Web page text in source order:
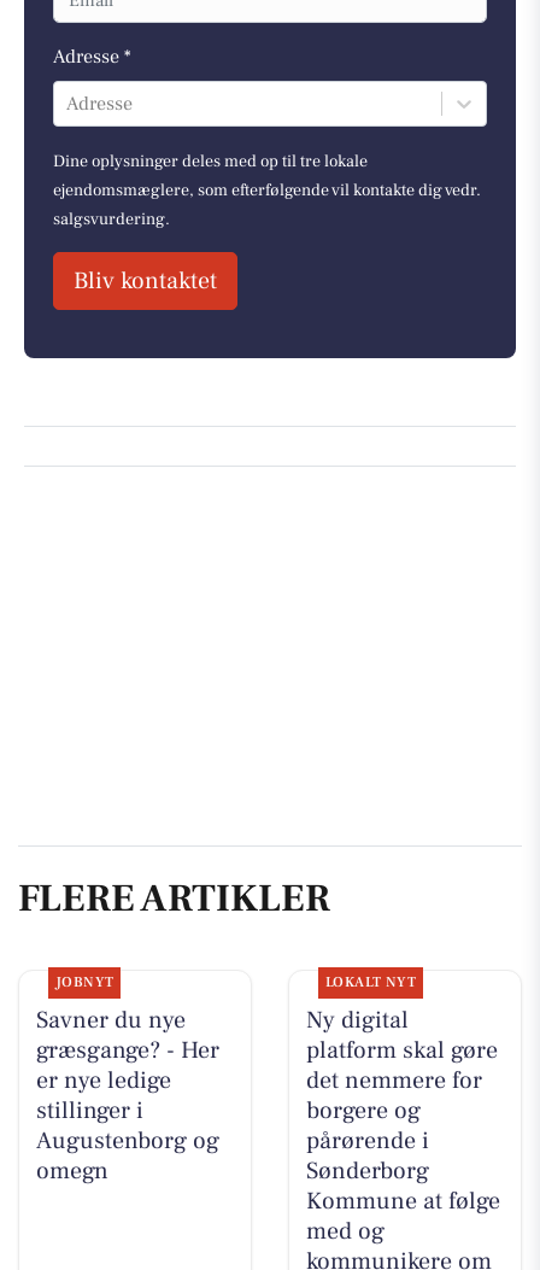
Adresse *
Adresse
Dine oplysninger deles med op til tre lokale
ejendomsmæglere, som efterfølgende vil kontakte dig vedr.
salgsvurdering.
Bliv kontaktet
FLERE ARTIKLER
JOBNYT
Savner du nye
græsgange? - Her
er nye ledige
stillinger i
Augustenborg og
omegn
LOKALT NYT
Ny digital
platform skal gøre
det nemmere for
borgere og
pårørende i
Sønderborg
Kommune at følge
med og
kommunikere om